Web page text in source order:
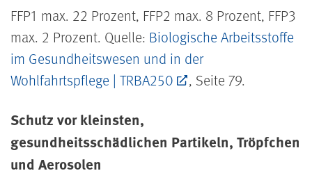
FFP1 max. 22 Prozent, FFP2 max. 8 Prozent, FFP3
max. 2 Prozent. Quelle: Biologische Arbeitsstoffe
im Gesundheitswesen und in der
Wohlfahrtspflege | TRBA250
, Seite 79.
Schutz vor kleinsten,
gesundheitsschädlichen Partikeln, Tröpfchen
und Aerosolen